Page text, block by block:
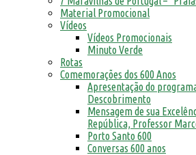
Material Promocional
Vídeos
Vídeos Promocionais
Minuto Verde
Rotas
Comemorações dos 600 Anos
Apresentação do
Descobrimento
Mensagem de sua
República, Professor
Porto Santo 600
Conversas 600 anos